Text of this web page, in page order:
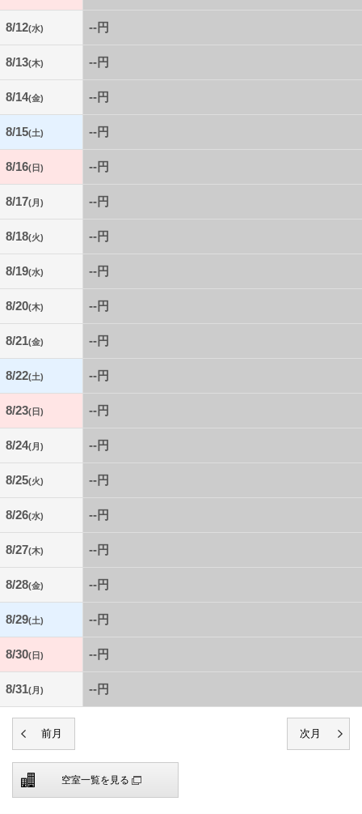
8/12(水) --円
8/13(木) --円
8/14(金) --円
8/15(土) --円
8/16(日) --円
8/17(月) --円
8/18(火) --円
8/19(水) --円
8/20(木) --円
8/21(金) --円
8/22(土) --円
8/23(日) --円
8/24(月) --円
8/25(火) --円
8/26(水) --円
8/27(木) --円
8/28(金) --円
8/29(土) --円
8/30(日) --円
8/31(月) --円
空室一覧を見る